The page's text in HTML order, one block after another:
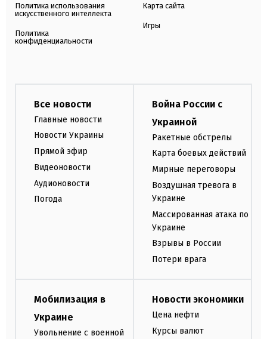
Политика использования
искусственного интеллекта
Политика
конфиденциальности
Карта сайта
Игры
Все новости
Главные новости
Новости Украины
Прямой эфир
Видеоновости
Аудионовости
Погода
Война России с
Украиной
Ракетные обстрелы
Карта боевых действий
Мирные переговоры
Воздушная тревога в
Украине
Массированная атака по
Украине
Взрывы в России
Потери врага
Мобилизация в
Украине
Увольнение с военной
Новости экономики
Цена нефти
Курсы валют